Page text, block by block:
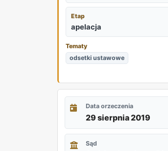
Etap
apelacja
Tematy
odsetki ustawowe
Data orzeczenia
29 sierpnia 2019
Sąd